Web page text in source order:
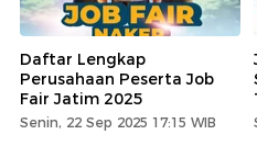
Daftar Lengkap
Perusahaan Peserta Job
Fair Jatim 2025
Senin, 22 Sep 2025 17:15 WIB